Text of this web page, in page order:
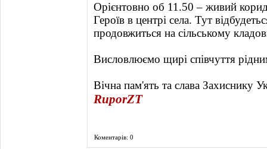
Орієнтовно об 11.50 – живий
Героїв в центрі села. Тут
продовжиться на сільському
Висловлюємо щирі співчуття
Вічна пам'ять та слава Захиснику
RuporZT
Коментарів: 0